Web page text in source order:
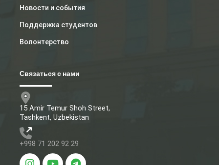
Новости и события
Поддержка студентов
Волонтерство
Связаться с нами
15 Amir Temur Shoh Street,
Tashkent, Uzbekistan
+998 71 202 92 29